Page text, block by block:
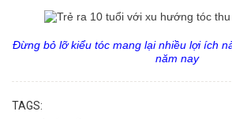
Đừng bỏ lỡ kiểu tóc mang lại nhiều lợi ích
năm nay
TAGS: